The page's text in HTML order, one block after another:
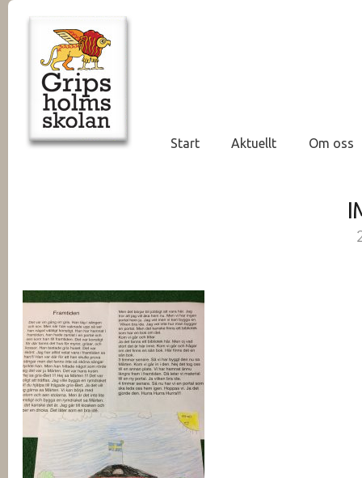
Start Aktuellt Om oss